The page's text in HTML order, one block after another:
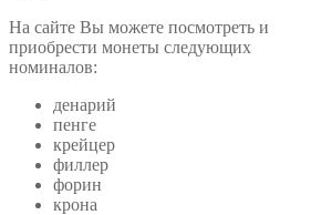
На сайте Вы можете посмотреть и
приобрести монеты следующих
номиналов:
денарий
пенге
крейцер
филлер
форин
крона